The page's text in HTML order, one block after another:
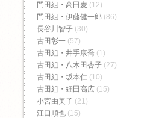
門田組・高田麦 (12)
門田組・伊藤健一郎 (86)
長谷川智子 (30)
古田彰一 (57)
古田組・井手康喬 (1)
古田組・八木田杏子 (27)
古田組・坂本仁 (10)
古田組・細田高広 (15)
小宮由美子 (21)
江口順也 (15)